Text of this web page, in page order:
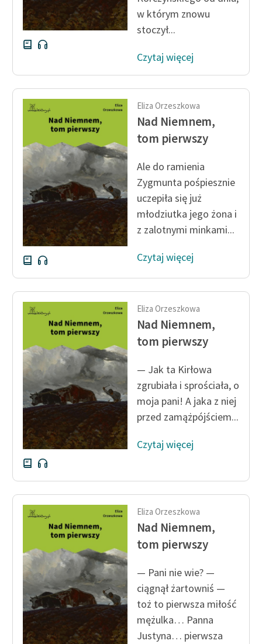
w którym znowu
stoczył...
Czytaj więcej
Eliza Orzeszkowa
Nad Niemnem,
tom pierwszy
Ale do ramienia
Zygmunta pośpiesznie
uczepiła się już
młodziutka jego żona i
z zalotnymi minkami...
Czytaj więcej
Eliza Orzeszkowa
Nad Niemnem,
tom pierwszy
— Jak ta Kirłowa
zgrubiała i sprościała, o
moja pani! A jaka z niej
przed zamążpójściem...
Czytaj więcej
Eliza Orzeszkowa
Nad Niemnem,
tom pierwszy
— Pani nie wie? —
ciągnął żartowniś —
toż to pierwsza miłość
mężulka… Panna
Justyna… pierwsza